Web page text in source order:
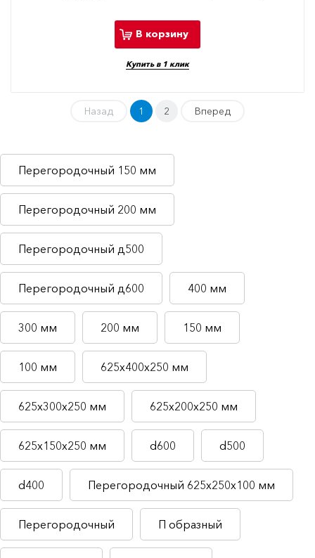
В корзину
Купить в 1 клик
Назад 1 2 Вперед
Перегородочный 150 мм
Перегородочный 200 мм
Перегородочный д500
Перегородочный д600 400 мм
300 мм 200 мм 150 мм
100 мм 625х400х250 мм
625х300х250 мм 625х200х250 мм
625х150х250 мм d600 d500
d400 Перегородочный 625х250х100 мм
Перегородочный П образный